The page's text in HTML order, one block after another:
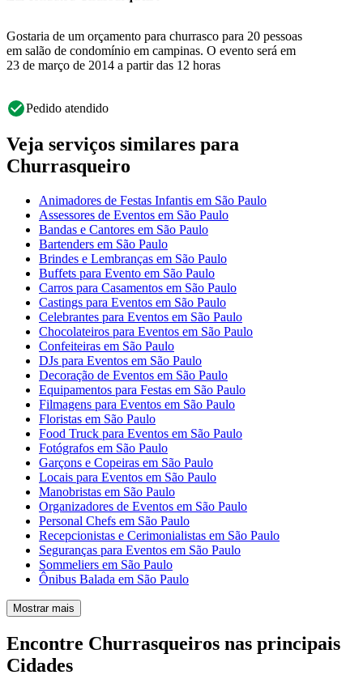
Gostaria de um orçamento para churrasco para 20 pessoas
em salão de condomínio em campinas. O evento será em
23 de março de 2014 a partir das 12 horas
Pedido atendido
Veja serviços similares para
Churrasqueiro
Animadores de Festas Infantis em São Paulo
Assessores de Eventos em São Paulo
Bandas e Cantores em São Paulo
Bartenders em São Paulo
Brindes e Lembranças em São Paulo
Buffets para Evento em São Paulo
Carros para Casamentos em São Paulo
Castings para Eventos em São Paulo
Celebrantes para Eventos em São Paulo
Chocolateiros para Eventos em São Paulo
Confeiteiras em São Paulo
DJs para Eventos em São Paulo
Decoração de Eventos em São Paulo
Equipamentos para Festas em São Paulo
Filmagens para Eventos em São Paulo
Floristas em São Paulo
Food Truck para Eventos em São Paulo
Fotógrafos em São Paulo
Garçons e Copeiras em São Paulo
Locais para Eventos em São Paulo
Manobristas em São Paulo
Organizadores de Eventos em São Paulo
Personal Chefs em São Paulo
Recepcionistas e Cerimonialistas em São Paulo
Seguranças para Eventos em São Paulo
Sommeliers em São Paulo
Ônibus Balada em São Paulo
Mostrar mais
Encontre Churrasqueiros nas principais
Cidades